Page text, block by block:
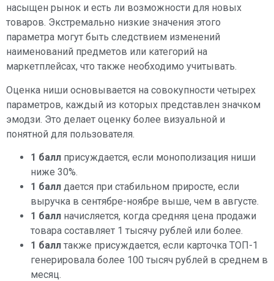
насыщен рынок и есть ли возможности для новых
товаров. Экстремально низкие значения этого
параметра могут быть следствием изменений
наименований предметов или категорий на
маркетплейсах, что также необходимо учитывать.
Оценка ниши основывается на совокупности четырех
параметров, каждый из которых представлен значком
эмодзи. Это делает оценку более визуальной и
понятной для пользователя.
1 балл присуждается, если монополизация ниши
ниже 30%.
1 балл дается при стабильном приросте, если
выручка в сентябре-ноябре выше, чем в августе.
1 балл начисляется, когда средняя цена продажи
товара составляет 1 тысячу рублей или более.
1 балл также присуждается, если карточка ТОП-1
генерировала более 100 тысяч рублей в среднем в
месяц.